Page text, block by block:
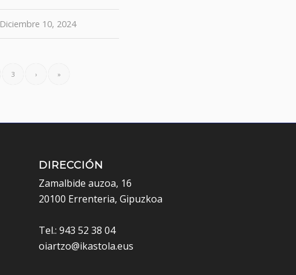
Diciembre 10, 2024
3 › »
DIRECCIÓN
Zamalbide auzoa, 16
20100 Errenteria, Gipuzkoa
Tel.: 943 52 38 04
oiartzo@ikastola.eus